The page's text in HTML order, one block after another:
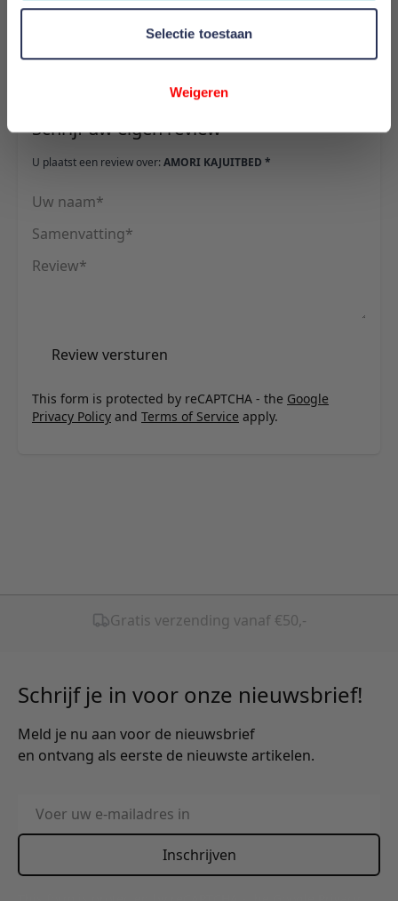
Selectie toestaan
Weigeren
Reviews
Schrijf uw eigen review
U plaatst een review over: AMORI KAJUITBED *
Uw naam
Samenvatting
Review
Review versturen
This form is protected by reCAPTCHA - the Google
Privacy Policy and Terms of Service apply.
95 cm
Schrijf je in voor onze nieuwsbrief!
Meld je nu aan voor de nieuwsbrief
en ontvang als eerste de nieuwste artikelen.
E-mailadres
Inschrijven